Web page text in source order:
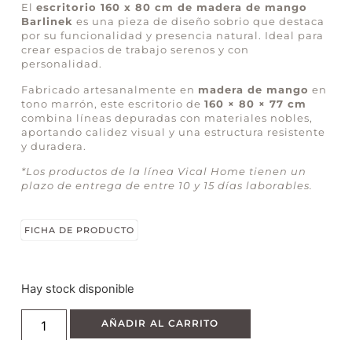
El escritorio 160 x 80 cm de madera de mango
Barlinek es una pieza de diseño sobrio que destaca
por su funcionalidad y presencia natural. Ideal para
crear espacios de trabajo serenos y con
personalidad.
Fabricado artesanalmente en madera de mango en
tono marrón, este escritorio de 160 × 80 × 77 cm
combina líneas depuradas con materiales nobles,
aportando calidez visual y una estructura resistente
y duradera.
*Los productos de la línea Vical Home tienen un
plazo de entrega de entre 10 y 15 días laborables.
FICHA DE PRODUCTO
Hay stock disponible
AÑADIR AL CARRITO